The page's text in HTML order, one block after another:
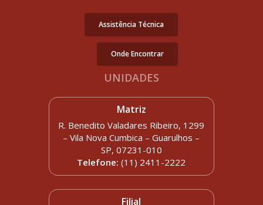
Assistência Técnica
Onde Encontrar
UNIDADES
Matriz
R. Benedito Valadares Ribeiro, 1299
– Vila Nova Cumbica – Guarulhos –
SP, 07231-010
Telefone:(11) 2411-2222
Filial